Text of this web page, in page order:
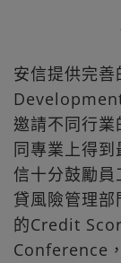
安信提供完
邀請不同行
同專業上得
信十分鼓勵
貸風險管理
的Credit
Conference